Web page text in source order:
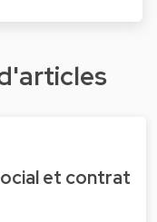
et contrat